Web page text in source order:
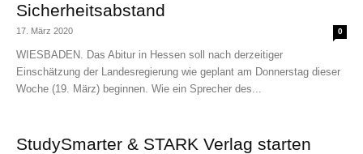
Sicherheitsabstand
17. März 2020 0
WIESBADEN. Das Abitur in Hessen soll nach derzeitiger
Einschätzung der Landesregierung wie geplant am Donnerstag dieser
Woche (19. März) beginnen. Wie ein Sprecher des...
StudySmarter & STARK Verlag starten